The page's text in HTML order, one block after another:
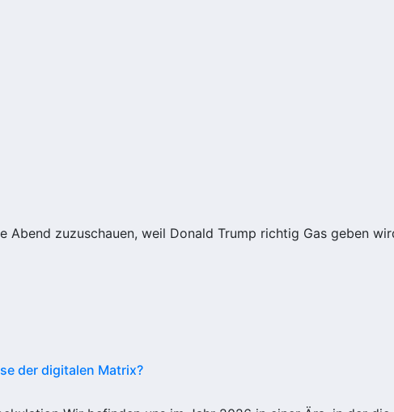
Abend zuzuschauen, weil Donald Trump richtig Gas geben
der digitalen Matrix?